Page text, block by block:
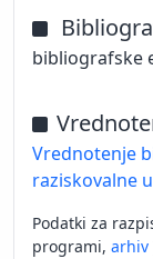
bibliografske
Vrednotenje
raziskovalne
Podatki za
programi, arhiv